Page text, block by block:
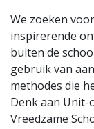
We zoeken
inspirerende
buiten de
gebruik van
methodes die
Denk aan Unit-
Vreedzame